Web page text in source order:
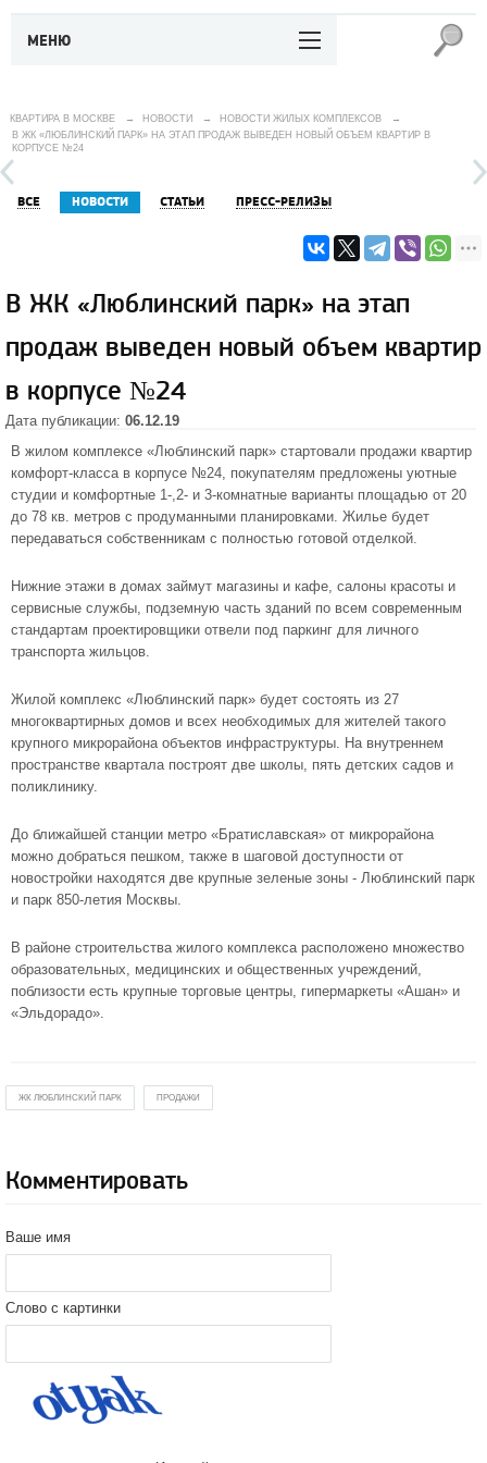
МЕНЮ
КВАРТИРА В МОСКВЕ → НОВОСТИ → НОВОСТИ ЖИЛЫХ КОМПЛЕКСОВ
→
В ЖК «ЛЮБЛИНСКИЙ ПАРК» НА ЭТАП ПРОДАЖ ВЫВЕДЕН НОВЫЙ ОБЪЕМ КВАРТИР В
КОРПУСЕ №24
ВСЕ НОВОСТИ СТАТЬИ ПРЕСС-РЕЛИЗЫ
В ЖК «Люблинский парк» на этап
продаж выведен новый объем квартир
в корпусе №24
Дата публикации: 06.12.19
В жилом комплексе «Люблинский парк» стартовали продажи квартир
комфорт-класса в корпусе №24, покупателям предложены уютные
студии и комфортные 1-,2- и 3-комнатные варианты площадью от 20
до 78 кв. метров с продуманными планировками. Жилье будет
передаваться собственникам с полностью готовой отделкой.
Нижние этажи в домах займут магазины и кафе, салоны красоты и
сервисные службы, подземную часть зданий по всем современным
стандартам проектировщики отвели под паркинг для личного
транспорта жильцов.
Жилой комплекс «Люблинский парк» будет состоять из 27
многоквартирных домов и всех необходимых для жителей такого
крупного микрорайона объектов инфраструктуры. На внутреннем
пространстве квартала построят две школы, пять детских садов и
поликлинику.
До ближайшей станции метро «Братиславская» от микрорайона
можно добраться пешком, также в шаговой доступности от
новостройки находятся две крупные зеленые зоны - Люблинcкий парк
и парк 850-летия Москвы.
В районе строительства жилого комплекса расположено множество
образовательных, медицинских и общественных учреждений,
поблизости есть крупные торговые центры, гипермаркеты «Ашан» и
«Эльдорадо».
ЖК ЛЮБЛИНСКИЙ ПАРК ПРОДАЖИ
Комментировать
Ваше имя
Слово с картинки